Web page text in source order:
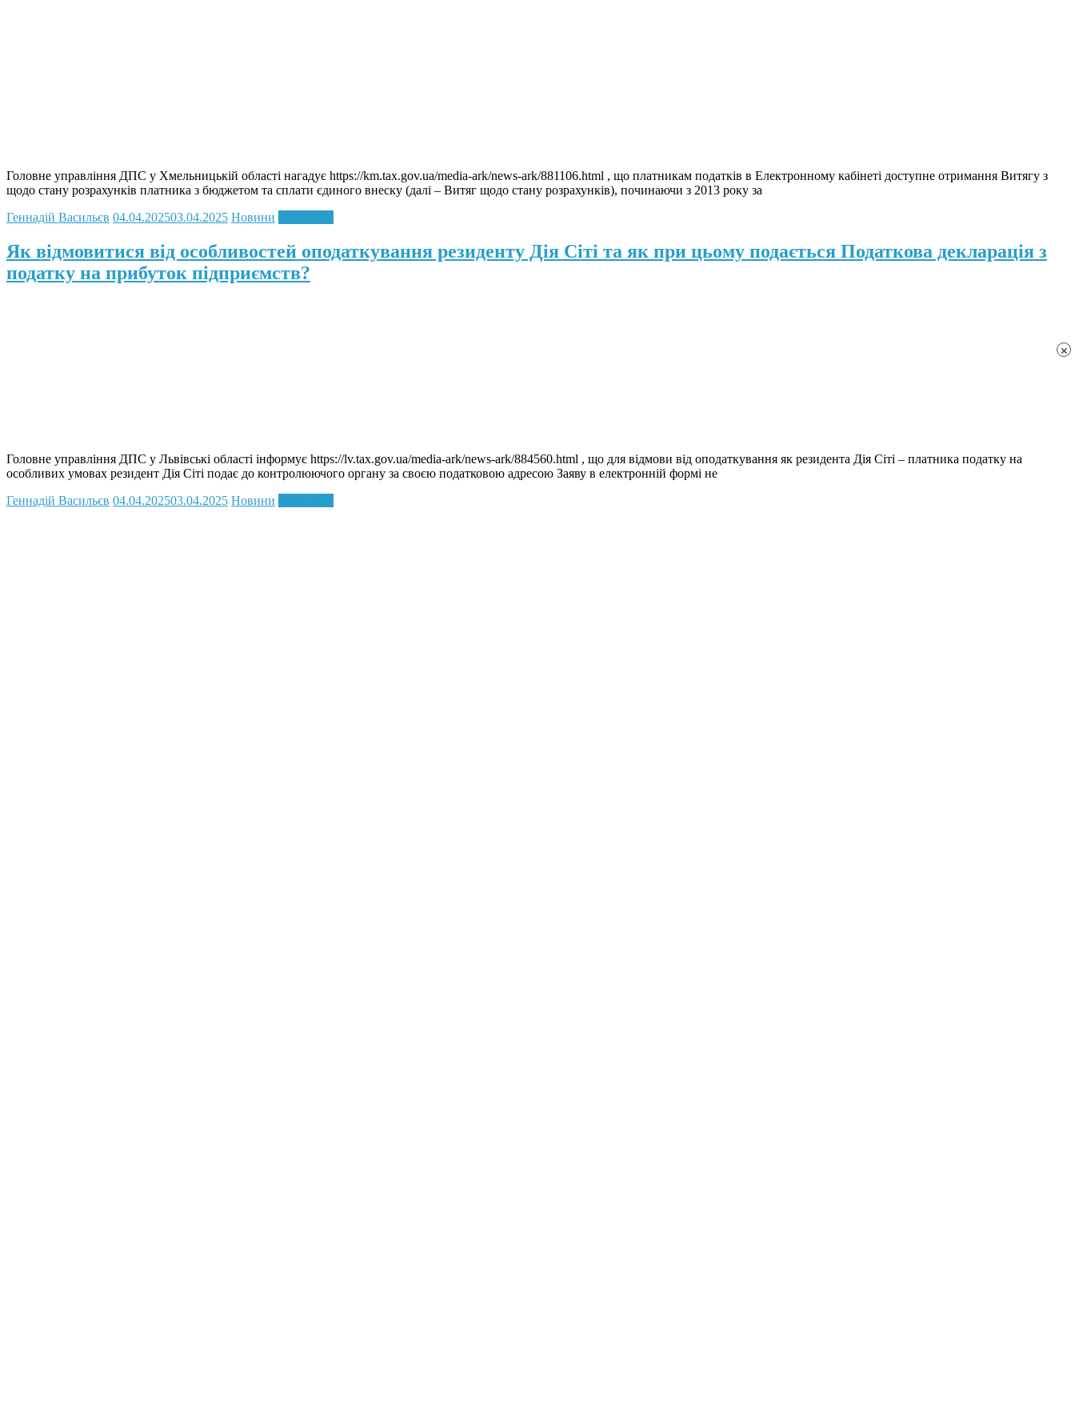
Головне управління ДПС у Хмельницькій області нагадує https://km.tax.gov.ua/media-ark/news-ark/881106.html , що платникам податків в Електронному кабінеті доступне отримання Витягу з
щодо стану розрахунків платника з бюджетом та сплати єдиного внеску (далі – Витяг щодо стану розрахунків), починаючи з 2013 року за
Геннадій Васильєв 04.04.202503.04.2025 Новини
Як відмовитися від особливостей оподаткування резиденту Дія Сіті та як при цьому подається Податкова декларація з
податку на прибуток підприємств?
Головне управління ДПС у Львівські області інформує https://lv.tax.gov.ua/media-ark/news-ark/884560.html , що для відмови від оподаткування як резидента Дія Сіті – платника податку на
особливих умовах резидент Дія Сіті подає до контролюючого органу за своєю податковою адресою Заяву в електронній формі не
Геннадій Васильєв 04.04.202503.04.2025 Новини
×